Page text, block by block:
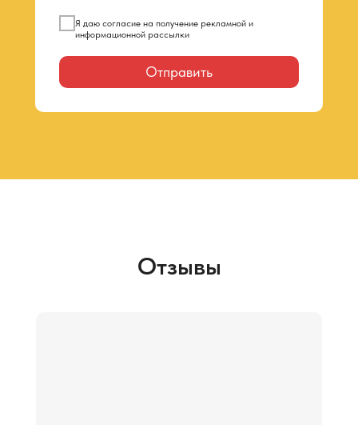
Я даю согласие на получение рекламной и
информационной рассылки
Отправить
Отзывы